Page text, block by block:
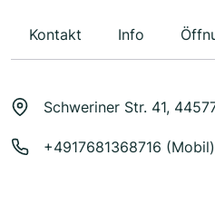
Kontakt Info
Schweriner Str. 41,
+4917681368716 (Mobil)